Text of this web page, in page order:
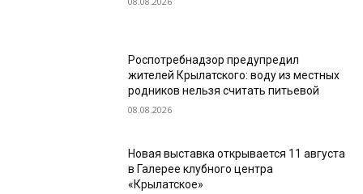
Роспотребнадзор предупредил
жителей Крылатского: воду из местных
родников нельзя считать питьевой
08.08.2026
Новая выставка открывается 11 августа
в Галерее клубного центра
«Крылатское»